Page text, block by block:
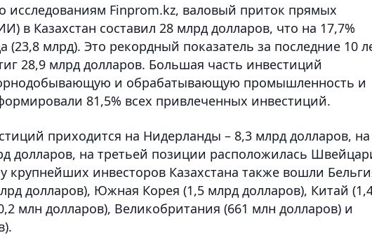
исследованиям Finprom.kz, валовый приток прямых
в Казахстан составил 28 млрд долларов, что на 17,7%
(23,8 млрд). Это рекордный показатель за последние 10
28,9 млрд долларов. Большая часть инвестиций
и обрабатывающую промышленность и
81,5% всех привлеченных инвестиций.
приходится на Нидерланды – 8,3 млрд долларов, на
долларов, на третьей позиции расположилась
крупнейших инвесторов Казахстана также вошли
долларов), Южная Корея (1,5 млрд долларов), Китай
млн долларов), Великобритания (661 млн долларов) и